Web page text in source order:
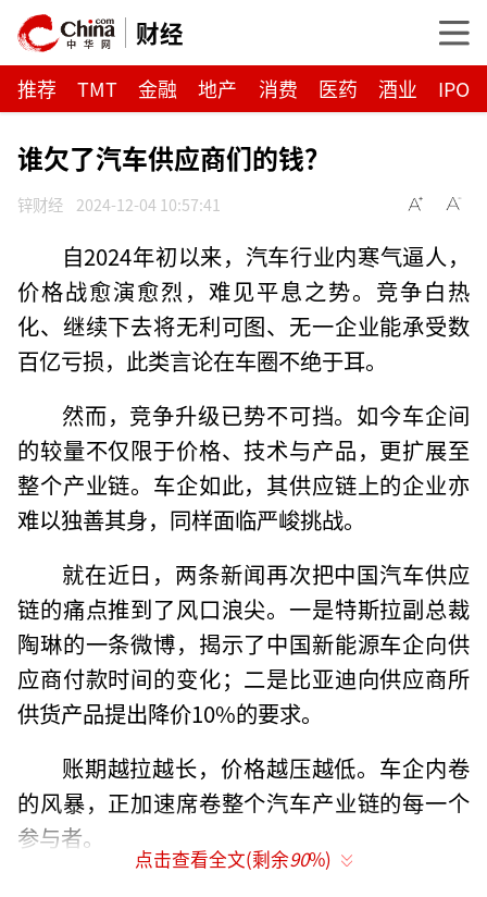
财经
推荐 TMT 金融 地产 消费 医药 酒业 IPO
谁欠了汽车供应商们的钱？
锌财经 2024-12-04 10:57:41
自2024年初以来，汽车行业内寒气逼人，
价格战愈演愈烈，难见平息之势。竞争白热
化、继续下去将无利可图、无一企业能承受数
百亿亏损，此类言论在车圈不绝于耳。
然而，竞争升级已势不可挡。如今车企间
的较量不仅限于价格、技术与产品，更扩展至
整个产业链。车企如此，其供应链上的企业亦
难以独善其身，同样面临严峻挑战。
就在近日，两条新闻再次把中国汽车供应
链的痛点推到了风口浪尖。一是特斯拉副总裁
陶琳的一条微博，揭示了中国新能源车企向供
应商付款时间的变化；二是比亚迪向供应商所
供货产品提出降价10%的要求。
账期越拉越长，价格越压越低。车企内卷
的风暴，正加速席卷整个汽车产业链的每一个
参与者。
点击查看全文(剩余90%)